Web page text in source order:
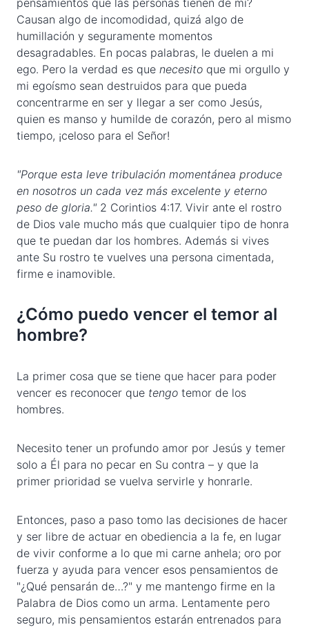
pensamientos que las personas tienen de mí?
Causan algo de incomodidad, quizá algo de
humillación y seguramente momentos
desagradables. En pocas palabras, le duelen a mi
ego. Pero la verdad es que necesito que mi orgullo y
mi egoísmo sean destruidos para que pueda
concentrarme en ser y llegar a ser como Jesús,
quien es manso y humilde de corazón, pero al mismo
tiempo, ¡celoso para el Señor!
"Porque esta leve tribulación momentánea produce
en nosotros un cada vez más excelente y eterno
peso de gloria." 2 Corintios 4:17. Vivir ante el rostro
de Dios vale mucho más que cualquier tipo de honra
que te puedan dar los hombres. Además si vives
ante Su rostro te vuelves una persona cimentada,
firme e inamovible.
¿Cómo puedo vencer el temor al
hombre?
La primer cosa que se tiene que hacer para poder
vencer es reconocer que tengo temor de los
hombres.
Necesito tener un profundo amor por Jesús y temer
solo a Él para no pecar en Su contra – y que la
primer prioridad se vuelva servirle y honrarle.
Entonces, paso a paso tomo las decisiones de hacer
y ser libre de actuar en obediencia a la fe, en lugar
de vivir conforme a lo que mi carne anhela; oro por
fuerza y ayuda para vencer esos pensamientos de
"¿Qué pensarán de…?" y me mantengo firme en la
Palabra de Dios como un arma. Lentamente pero
seguro, mis pensamientos estarán entrenados para